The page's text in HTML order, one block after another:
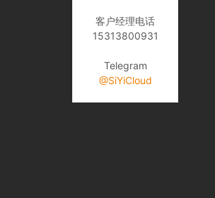
客户经理电话
15313800931
Telegram
@SiYiCloud